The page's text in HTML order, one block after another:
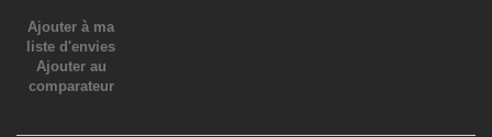
Ajouter à ma
liste d'envies
Ajouter au
comparateur